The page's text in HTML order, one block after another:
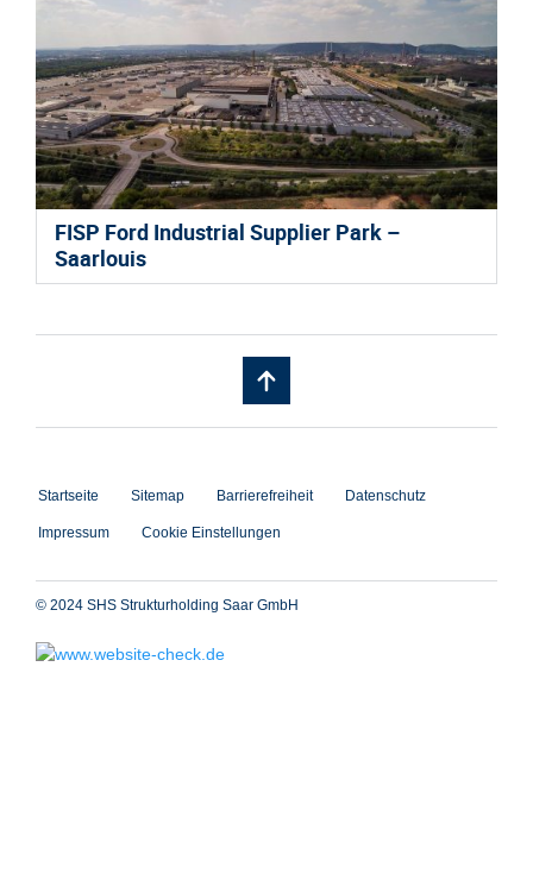
FISP Ford Industrial Supplier Park –
Saarlouis
Startseite Sitemap Barrierefreiheit Datenschutz
Impressum Cookie Einstellungen
© 2024 SHS Strukturholding Saar GmbH